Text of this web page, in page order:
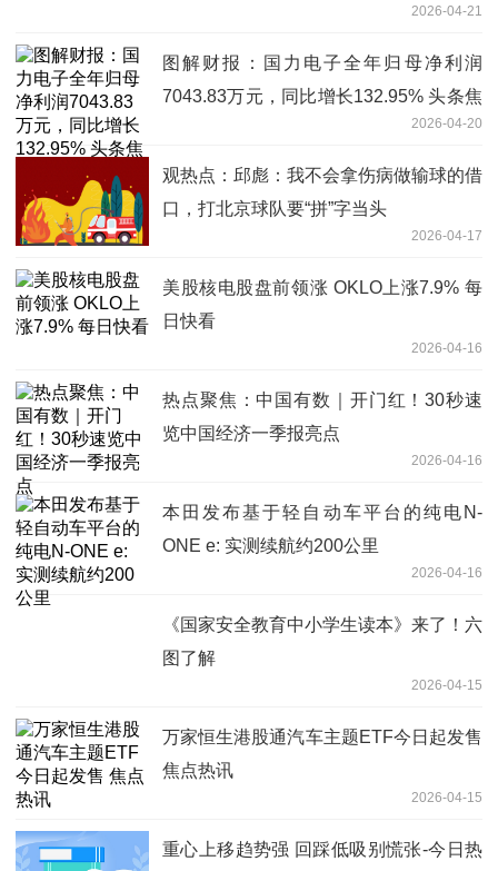
2026-04-21
图解财报：国力电子全年归母净利润
7043.83万元，同比增长132.95% 头条焦
2026-04-20
观热点：邱彪：我不会拿伤病做输球的借
口，打北京球队要“拼”字当头
2026-04-17
美股核电股盘前领涨 OKLO上涨7.9% 每
日快看
2026-04-16
热点聚焦：中国有数｜开门红！30秒速
览中国经济一季报亮点
2026-04-16
本田发布基于轻自动车平台的纯电N-
ONE e: 实测续航约200公里
2026-04-16
《国家安全教育中小学生读本》来了！六
图了解
2026-04-15
万家恒生港股通汽车主题ETF今日起发售
焦点热讯
2026-04-15
重心上移趋势强 回踩低吸别慌张-今日热